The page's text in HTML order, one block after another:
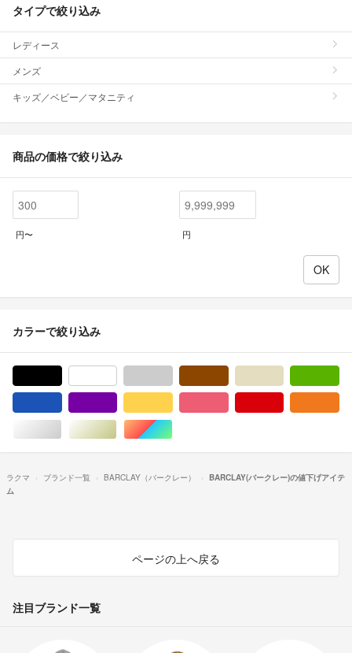
タイプで絞り込み
レディース
メンズ
キッズ／ベビー／マタニティ
商品の価格で絞り込み
円〜 円
カラーで絞り込み
シルバー/銀色系ゴールド/金色系マルチカラー
ラクマ ブランド一覧 BARCLAY（バークレー）
BARCLAY(バークレー)の値下げアイテ
ム
ページの上へ戻る
注目ブランド一覧